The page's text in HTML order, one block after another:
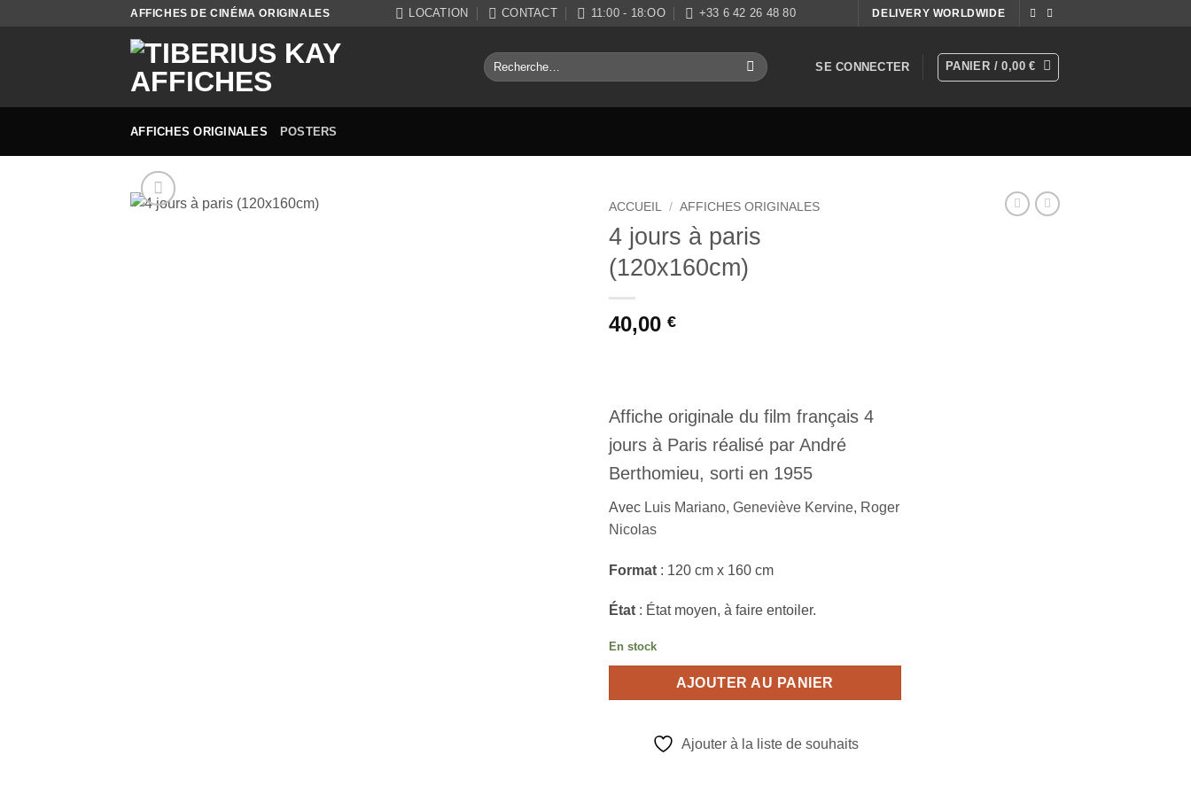
AFFICHES DE CINÉMA ORIGINALES LOCATION CONTACT 11:00 - 18:OO +33 6 42 26 48 80 DELIVERY WORLDWIDE
Recherche
pour :
SE CONNECTER PANIER /0,00€
AFFICHES ORIGINALES POSTERS
ACCUEIL / AFFICHES ORIGINALES
4 jours à paris
(120x160cm)
40,00 €
Affiche originale du film français 4
jours à Paris réalisé par André
Berthomieu, sorti en 1955
Avec Luis Mariano, Geneviève Kervine, Roger
Nicolas
Format : 120 cm x 160 cm
État : État moyen, à faire entoiler.
En stock
AJOUTER AU PANIER
Ajouter à la liste de souhaits